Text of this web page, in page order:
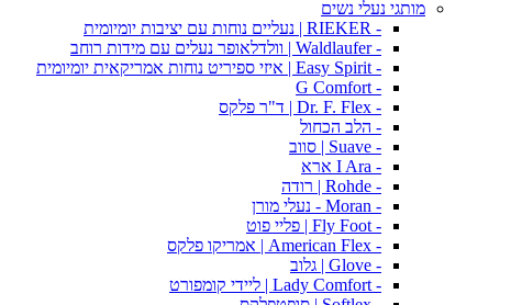
מותגי נעלי נשים
- RIEKER | נעליים נוחות עם יציבות יומיומית
- Waldlaufer | וולדלאופר נעלים עם מידות רוחב
- Easy Spirit | איזי ספיריט נוחות אמריקאית יומיומית
- G Comfort
- Dr. F. Flex | ד"ר פלקס
- הלב הכחול
- Suave | סווב
- I Ara ארא
- Rohde | רודה
- Moran - נעלי מורן
- Fly Foot | פליי פוט
- American Flex | אמריקו פלקס
- Glove | גלוב
- Lady Comfort | ליידי קומפורט